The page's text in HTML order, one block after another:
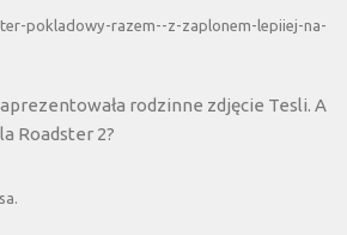
pokladowy-razem--z-zaplonem-lepiiej-na-
rodzinne zdjęcie Tesli. A
Roadster 2?